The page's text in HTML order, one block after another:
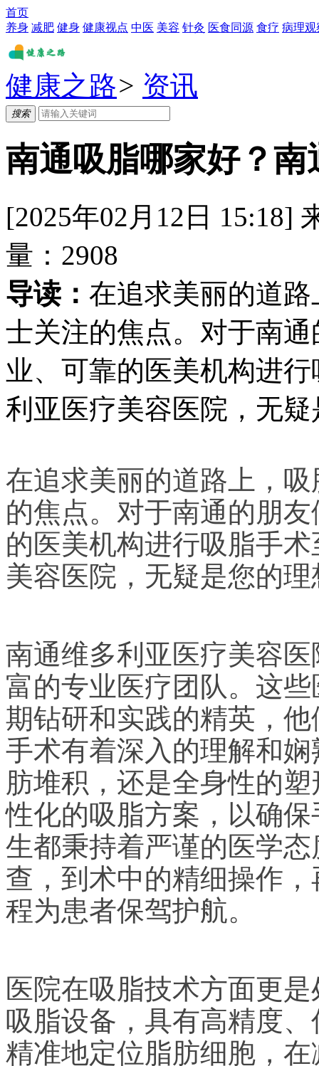
首页
养身 减肥 健身 健康视点 中医 美容 针灸 医食同源 食疗 病理观
健康之路> 资讯
搜索
南通吸脂哪家好？
[2025年02月12日 15:18]
量： 2908
导读： 在追求美丽的道
士关注的焦点。对于南
业、可靠的医美机构进
利亚医疗美容医院，无疑
在追求美丽的道路上，
的焦点。对于南通的朋
的医美机构进行吸脂手
美容医院，无疑是您的
南通维多利亚医疗美容
富的专业医疗团队。这
期钻研和实践的精英，
手术有着深入的理解和
肪堆积，还是全身性的
性化的吸脂方案，以确
生都秉持着严谨的医学
查，到术中的精细操作
程为患者保驾护航。
医院在吸脂技术方面更
吸脂设备，具有高精度
精准地定位脂肪细胞，